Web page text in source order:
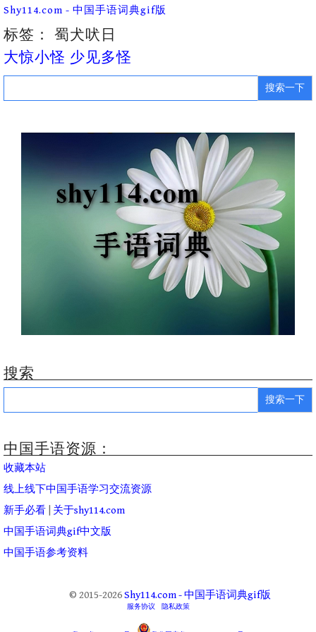
Skip
content
Shy114.com - 中国手语词典gif版
标签： 蜀犬吠日
大惊小怪 少见多怪
Search
搜索
Search
中国手语资源：
收藏本站
线上线下中国手语学习交流资源
新手必看
关于shy114.com
中国手语词典gif中文版
中国手语参考资料
© 2015-2026Shy114.com - 中国手语词典gif版
服务协议 隐私政策